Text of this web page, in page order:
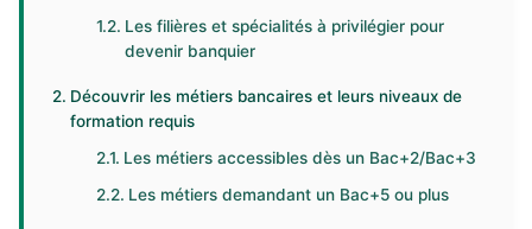
Les filières et spécialités à privilégier pour
devenir banquier
Découvrir les métiers bancaires et leurs niveaux de
formation requis
Les métiers accessibles dès un Bac+2/Bac+3
Les métiers demandant un Bac+5 ou plus